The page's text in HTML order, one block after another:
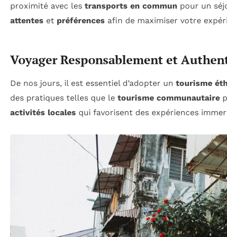
proximité avec les transports en commun pour un
attentes et préférences afin de maximiser votre
Voyager Responsablement et
De nos jours, il est essentiel d’adopter un tourisme
des pratiques telles que le tourisme communautaire
activités locales qui favorisent des expériences